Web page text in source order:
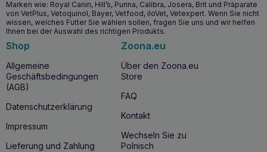
Marken wie: Royal Canin, Hill’s, Purina, Calibra, Josera, Brit und Präparate
von VetPlus, Vetoquinol, Bayer, Vetfood, iloVet, Vetexpert. Wenn Sie nicht
wissen, welches Futter Sie wählen sollen, fragen Sie uns und wir helfen
Ihnen bei der Auswahl des richtigen Produkts.
Shop
Allgemeine
Geschäftsbedingungen
(AGB)
Datenschutzerklärung
Impressum
Lieferung und Zahlung
Zoona.eu
Über den Zoona.eu
Store
FAQ
Kontakt
Wechseln Sie zu
Polnisch